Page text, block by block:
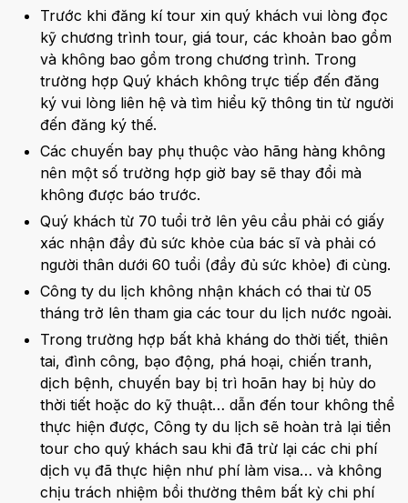
Trước khi đăng kí tour xin quý khách vui lòng đọc
kỹ chương trình tour, giá tour, các khoản bao gồm
và không bao gồm trong chương trình. Trong
trường hợp Quý khách không trực tiếp đến đăng
ký vui lòng liên hệ và tìm hiểu kỹ thông tin từ người
đến đăng ký thế.
Các chuyến bay phụ thuộc vào hãng hàng không
nên một số trường hợp giờ bay sẽ thay đổi mà
không được báo trước.
Quý khách từ 70 tuổi trở lên yêu cầu phải có giấy
xác nhận đầy đủ sức khỏe của bác sĩ và phải có
người thân dưới 60 tuổi (đầy đủ sức khỏe) đi cùng.
Công ty du lịch không nhận khách có thai từ 05
tháng trở lên tham gia các tour du lịch nước ngoài.
Trong trường hợp bất khả kháng do thời tiết, thiên
tai, đình công, bạo động, phá hoại, chiến tranh,
dịch bệnh, chuyến bay bị trì hoãn hay bị hủy do
thời tiết hoặc do kỹ thuật… dẫn đến tour không thể
thực hiện được, Công ty du lịch sẽ hoàn trả lại tiền
tour cho quý khách sau khi đã trừ lại các chi phí
dịch vụ đã thực hiện như phí làm visa… và không
chịu trách nhiệm bồi thường thêm bất kỳ chi phí